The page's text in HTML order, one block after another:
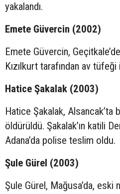
yakalandı.
Emete Güvercin (2002)
Emete Güvercin,
Kızılkurt tarafından av
Hatice Şakalak (2003)
Hatice Şakalak, Alsancak’ta
öldürüldü. Şakalak’ın katili
Adana’da polise teslim oldu.
Şule Gürel (2003)
Şule Gürel, Mağusa’da, eski